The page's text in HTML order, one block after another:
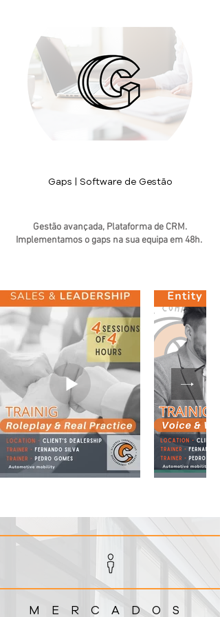
Gaps | Software de Gestão
Gestão avançada, Plataforma de CRM.
Implementamos o gaps na sua equipa em 48h.
MERCADOS